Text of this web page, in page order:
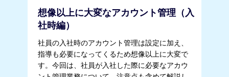
想像以上に大変なアカウント管理（入
社時編）
社員の入社時のアカウント管理は設定に加え、
指導も必要になってくるため想像以上に大変で
す。今回は、社員が入社した際に必要なアカウ